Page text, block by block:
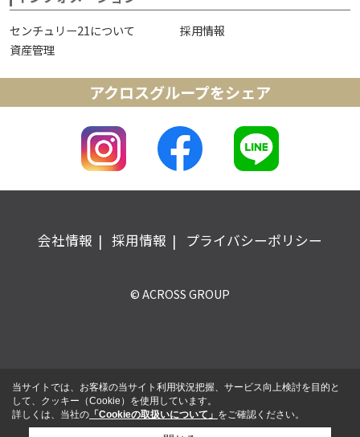
センチュリー21について
採用情報
資産管理
アクロスグループをシェア
会社情報 採用情報 プライバシーポリシー
© ACROSS GROUP
当サイトでは、お客様の当サイト利用状況把握、サービス向上検討を目的と
して、クッキー（Cookie）を使用しています。
詳しくは、当社の 「Cookieの取扱いについて」 をご確認ください。